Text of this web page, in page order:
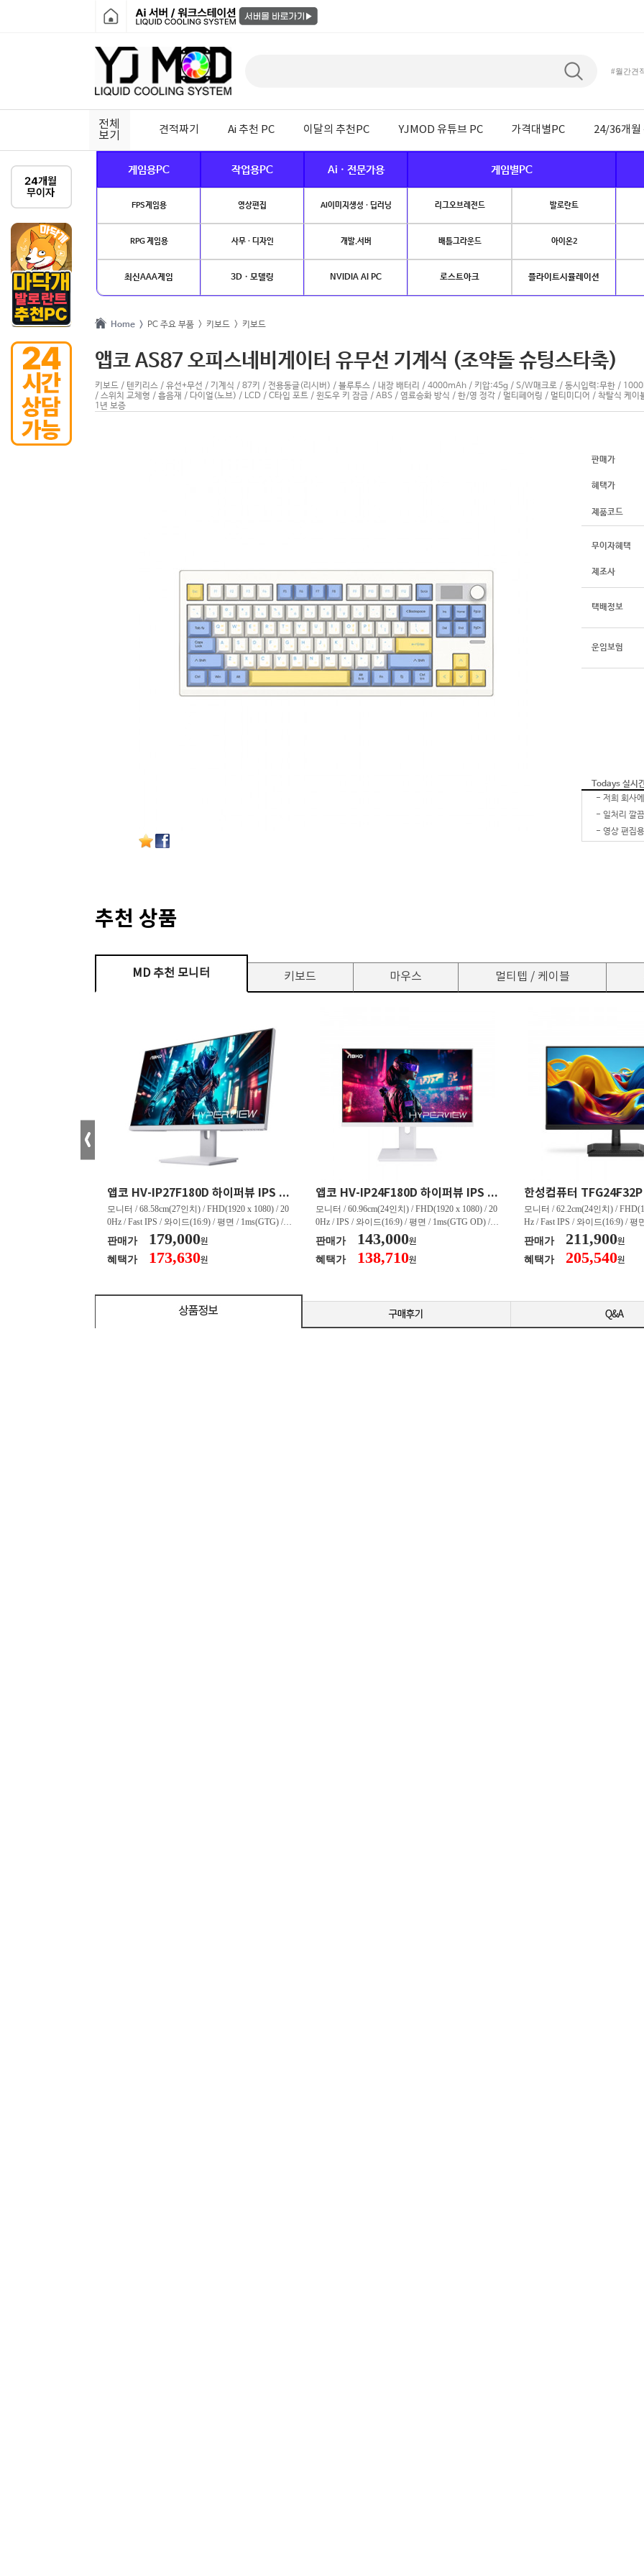
#월간견
전체
보기
견적짜기 Ai 추천 PC 이달의 추천PC YJMOD 유튜브 PC 가격대별PC 24/36개월
게임용PC 작업용PC Ai · 전문가용 게임별PC
FPS게임용 영상편집 AI이미지생성 · 딥러닝 리그오브레전드 발로란트
RPG 게임용 사무 · 디자인 개발.서버 배틀그라운드 아이온2
최신AAA게임 3D · 모델링 NVIDIA AI PC 로스트아크 플라이트시뮬레이션
Home > PC 주요 부품 > 키보드 > 키보드
앱코 AS87 오피스네비게이터 유무선 기계식 (조약돌 슈팅스타축)
키보드 / 텐키리스 / 유선+무선 / 기계식 / 87키 / 전용동글(리시버) / 블루투스 / 내장 배터리 / 4000mAh / 키압:45g / S/W매크로 / 동시입력:무한 /
/ 스위치 교체형 / 흡음재 / 다이얼(노브) / LCD / C타입 포트 / 윈도우 키 잠금 / ABS / 염료승화 방식 / 한/영 정각 / 멀티페어링 / 멀티미디어 / 착탈식
1년 보증
판매가
혜택가
제품코드
무이자혜택
제조사
택배정보
운임보험
Todays 실시
-
-
- 영상 편집
추천 상품
MD 추천 모니터 키보드 마우스 멀티텝 / 케이블
앱코 HV-IP27F180D 하이퍼뷰 IPS FHD 200 HDR 무결점
모니터 / 68.58cm(27인치) / FHD(1920 x 1080) / 20
0Hz / Fast IPS / 와이드(16:9) / 평면 / 1ms(GTG) / 3
50nit / 1,000:1 / 헤드폰 아웃 / LED 조명 / 틸트(상
하) / 6kg / [색상영역] / sRGB:128% / Adobe RGB:8
5% / DCI-P3:91% / NTSC:90% / [게임특화] / 조준
판매가 179,000원
혜택가 173,630원
앱코 HV-IP24F180D 하이퍼뷰 IPS FHD 180 HDR 무결점
모니터 / 60.96cm(24인치) / FHD(1920 x 1080) / 20
0Hz / IPS / 와이드(16:9) / 평면 / 1ms(GTG OD) / 2
50nit / 1,000:1 / 헤드폰 아웃 / LED 조명 / 틸트(상
하) / 4.9kg / [색상영역] / sRGB:99% / Adobe RGB:
80% / DCI-P3:80% / NTSC:75% / [게임특화] / 조준
판매가 143,000원
혜택가 138,710원
모니터 / 62.2cm(24인치) /
Hz / Fast IPS / 와이드(16:9) / 평
0nit / 1,000:1 / 헤드폰 아웃 / 틸트
[색상영역] / sRGB:99% / DCI-
/ G-Sync 호환 / FreeSync / [단자
판매가 211,900원
혜택가 205,540원